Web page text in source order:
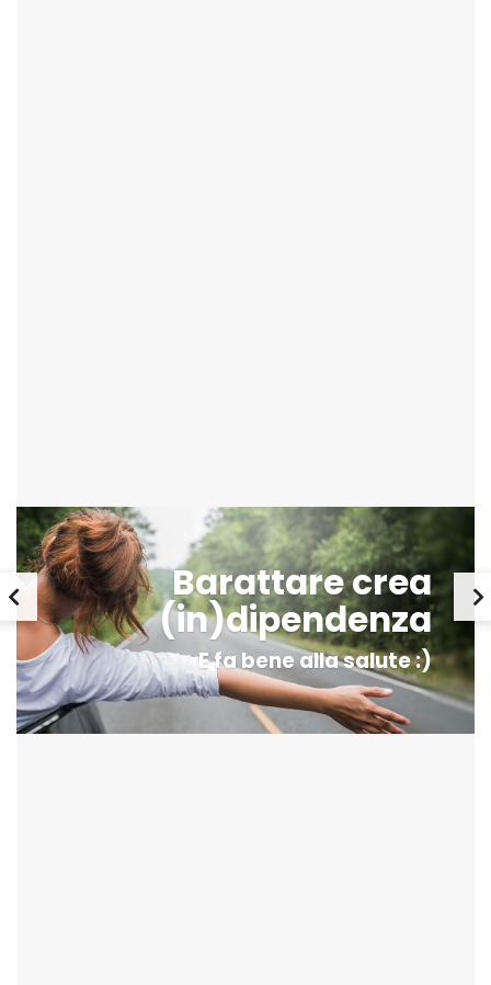
Barattare crea
(in)dipendenza
E fa bene alla salute :)